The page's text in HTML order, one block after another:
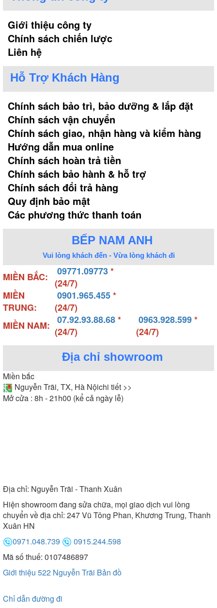
Giới thiệu công ty
Chính sách chiến lược
Liên hệ
Hỗ Trợ Khách Hàng
Chính sách bảo trì, bảo dưỡng & lắp đặt
Chính sách vận chuyển
Chính sách giao, nhận hàng và kiểm hàng
Hướng dẫn mua online
Chính sách hoàn trả tiền
Chính sách bảo hành & hỗ trợ
Chính sách đổi trả hàng
Quy định bảo mật
Các phương thức thanh toán
BẾP NAM ANH
Vui lòng khách đến - Vừa lòng khách đi
MIỀN BẮC: 09771.09773*
(24/7)
MIỀN
TRUNG:
0901.965.455*
(24/7)
MIỀN NAM:
07.92.93.88.68*
(24/7)
0963.928.599*
(24/7)
Địa chỉ showroom
Miền bắc
Nguyễn Trãi, TX, Hà Nộichi tiết >>
Mở cửa : 8h - 21h00 (kể cả ngày lễ)
Địa chỉ: Nguyễn Trãi - Thanh Xuân
Hiện showroom đang sửa chữa, mọi giao dịch vui lòng
chuyển về địa chỉ: 247 Vũ Tông Phan, Khương Trung, Thanh
Xuân HN
0971.048.739
0915.244.598
Mã số thuế: 0107486897
Giới thiệu 522 Nguyễn Trãi Bản đồ
Chỉ dẫn đường đi